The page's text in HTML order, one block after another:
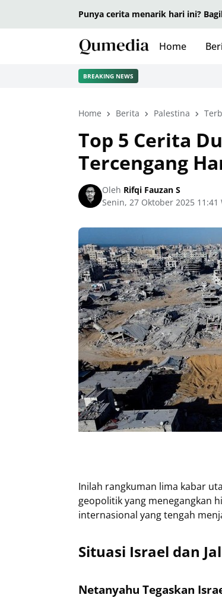
Punya cerita menarik hari ini?
Home
BREAKING NEWS
Home Berita Palestina
Top 5 Cerita
Tercengang
Oleh Rifqi Fauzan S
Senin, 27 Oktober 2025 11:41
Inilah rangkuman lima kabar
geopolitik yang menegangkan
internasional yang tengah
Situasi Israel dan
Netanyahu Tegaskan